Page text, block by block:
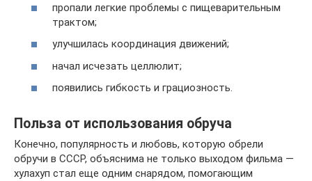
пропали легкие проблемы с пищеварительным
трактом;
улучшилась координация движений;
начал исчезать целлюлит;
появились гибкость и грациозность.
Польза от использования обруча
Конечно, популярность и любовь, которую обрели
обручи в СССР, объяснима не только выходом фильма —
хулахуп стал еще одним снарядом, помогающим